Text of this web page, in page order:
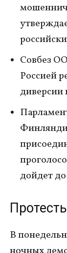
Совбез
Россией
диверсии
дойдет
В